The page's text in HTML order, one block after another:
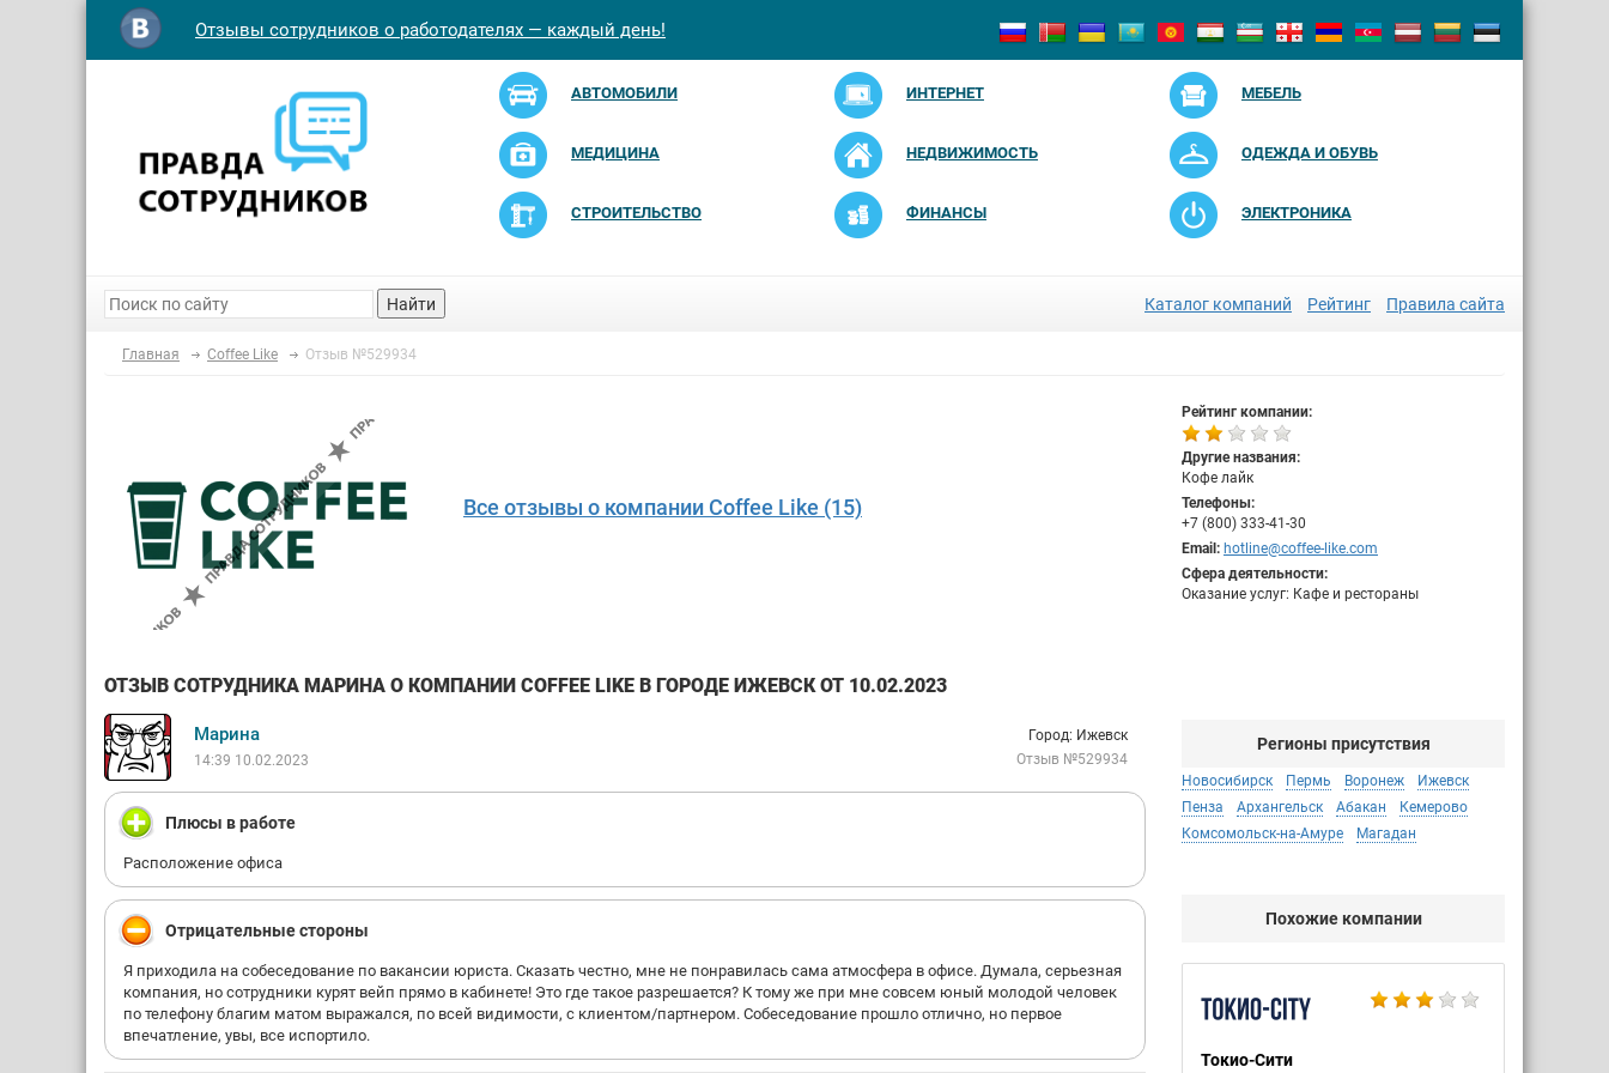
Отзывы сотрудников о работодателях — каждый день!
АВТОМОБИЛИ ИНТЕРНЕТ МЕБЕЛЬ
МЕДИЦИНА НЕДВИЖИМОСТЬ ОДЕЖДА И ОБУВЬ
СТРОИТЕЛЬСТВО ФИНАНСЫ ЭЛЕКТРОНИКА
Найти Каталог компаний Рейтинг Правила сайта
Главная Coffee Like Отзыв №529934
Все отзывы о компании Coffee Like (15)
Рейтинг компании:
Другие названия:
Кофе лайк
Телефоны:
+7 (800) 333-41-30
Email: hotline@coffee-like.com
Сфера деятельности:
Оказание услуг: Кафе и рестораны
ОТЗЫВ СОТРУДНИКА МАРИНА О КОМПАНИИ COFFEE LIKE В ГОРОДЕ ИЖЕВСК ОТ 10.02.2023
Марина
14:39 10.02.2023
Город: Ижевск
Отзыв №529934
Плюсы в работе
Расположение офиса
Отрицательные стороны
Я приходила на собеседование по вакансии юриста. Сказать честно, мне не понравилась сама атмосфера в офисе. Думала, серьезная
компания, но сотрудники курят вейп прямо в кабинете! Это где такое разрешается? К тому же при мне совсем юный молодой человек
по телефону благим матом выражался, по всей видимости, с клиентом/партнером. Собеседование прошло отлично, но первое
впечатление, увы, все испортило.
Регионы присутствия
Новосибирск Пермь Воронеж
Ижевск
Пенза
Архангельск Абакан
Кемерово
Комсомольск-на-Амуре
Магадан
Похожие компании
Токио-Сити